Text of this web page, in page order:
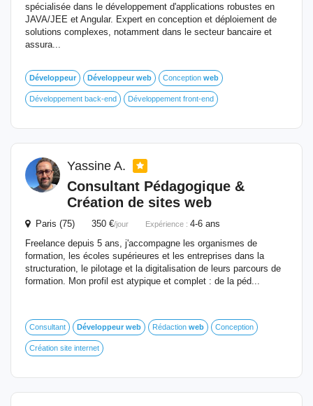
spécialisée dans le développement d'applications robustes en
JAVA/JEE et Angular. Expert en conception et déploiement de
solutions complexes, notamment dans le secteur bancaire et
assura...
Développeur Développeur web Conception web
Développement back-end Développement front-end
Yassine A.
Consultant Pédagogique &
Création de sites web
Paris (75) 350 €/jour Expérience : 4-6 ans
Freelance depuis 5 ans, j'accompagne les organismes de
formation, les écoles supérieures et les entreprises dans la
structuration, le pilotage et la digitalisation de leurs parcours de
formation. Mon profil est atypique et complet : de la péd...
Consultant Développeur web Rédaction web Conception
Création site internet